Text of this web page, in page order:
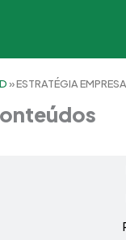
»ESTRATÉGIA